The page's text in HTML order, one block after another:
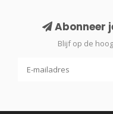
Abonneer
Blijf op de